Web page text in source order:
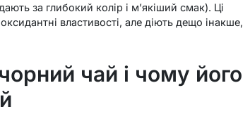
за глибокий колір і м’якіший смак). Ці
властивості, але діють дещо інакше,
чай і чому його